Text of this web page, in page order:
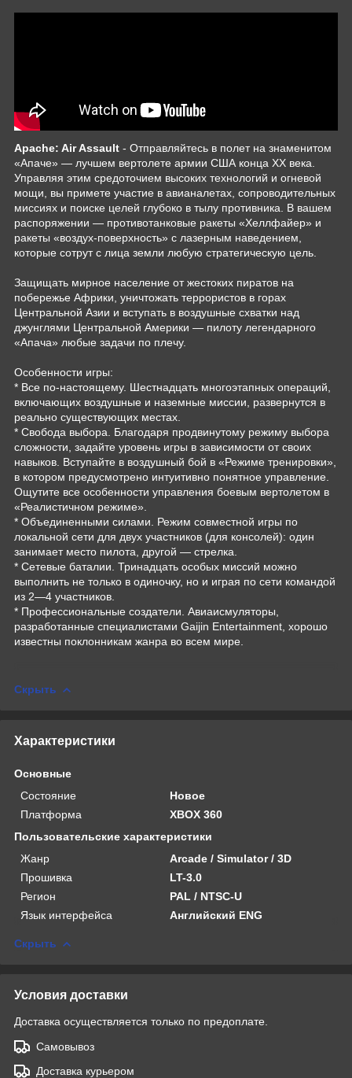
Apache: Air Assault - Отправляйтесь в полет на знаменитом
«Апаче» — лучшем вертолете армии США конца XX века.
Управляя этим средоточием высоких технологий и огневой
мощи, вы примете участие в авианалетах, сопроводительных
миссиях и поиске целей глубоко в тылу противника. В вашем
распоряжении — противотанковые ракеты «Хеллфайер» и
ракеты «воздух-поверхность» с лазерным наведением,
которые сотрут с лица земли любую стратегическую цель.
Защищать мирное население от жестоких пиратов на
побережье Африки, уничтожать террористов в горах
Центральной Азии и вступать в воздушные схватки над
джунглями Центральной Америки — пилоту легендарного
«Апача» любые задачи по плечу.
Особенности игры:
* Все по-настоящему. Шестнадцать многоэтапных операций,
включающих воздушные и наземные миссии, развернутся в
реально существующих местах.
* Свобода выбора. Благодаря продвинутому режиму выбора
сложности, задайте уровень игры в зависимости от своих
навыков. Вступайте в воздушный бой в «Режиме тренировки»,
в котором предусмотрено интуитивно понятное управление.
Ощутите все особенности управления боевым вертолетом в
«Реалистичном режиме».
* Объединенными силами. Режим совместной игры по
локальной сети для двух участников (для консолей): один
занимает место пилота, другой — стрелка.
* Сетевые баталии. Тринадцать особых миссий можно
выполнить не только в одиночку, но и играя по сети командой
из 2—4 участников.
* Профессиональные создатели. Авиаисмуляторы,
разработанные специалистами Gaijin Entertainment, хорошо
известны поклонникам жанра во всем мире.
Скрыть
Характеристики
Основные
Состояние
Новое
Платформа
XBOX 360
Пользовательские характеристики
Жанр
Arcade / Simulator / 3D
Прошивка
LT-3.0
Регион
PAL / NTSC-U
Язык интерфейса
Английский ENG
Скрыть
Условия доставки
Доставка осуществляется только по предоплате.
Самовывоз
Доставка курьером